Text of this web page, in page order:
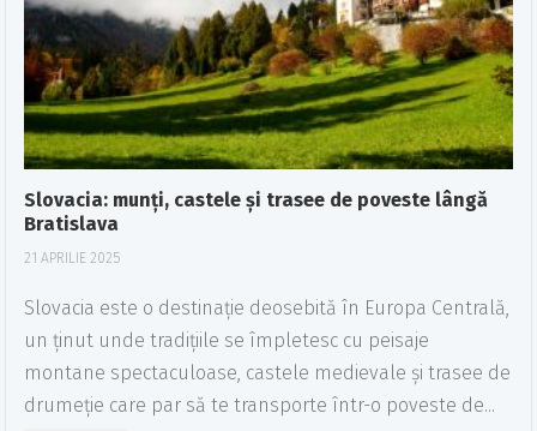
Slovacia: munți, castele și trasee de poveste lângă
Bratislava
21 APRILIE 2025
Slovacia este o destinație deosebită în Europa Centrală,
un ținut unde tradițiile se împletesc cu peisaje
montane spectaculoase, castele medievale și trasee de
drumeție care par să te transporte într-o poveste de...